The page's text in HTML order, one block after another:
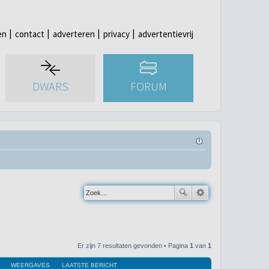
contact adverteren privacy advertentievrij
DWARS FORUM
Er zijn 7 resultaten gevonden • Pagina 1 van 1
WEERGAVES LAATSTE BERICHT